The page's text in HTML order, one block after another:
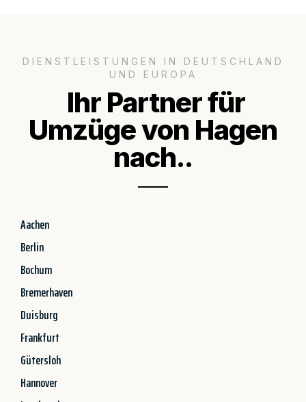
DIENSTLEISTUNGEN IN DEUTSCHLAND
UND EUROPA
Ihr Partner für
Umzüge von Hagen
nach..
Aachen
Berlin
Bochum
Bremerhaven
Duisburg
Frankfurt
Gütersloh
Hannover